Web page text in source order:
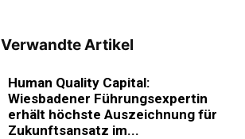
Verwandte Artikel
Human Quality Capital:
Wiesbadener Führungsexpertin
erhält höchste Auszeichnung für
Zukunftsansatz im...